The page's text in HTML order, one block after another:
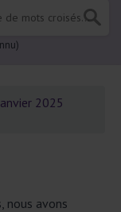
2025
nous avons